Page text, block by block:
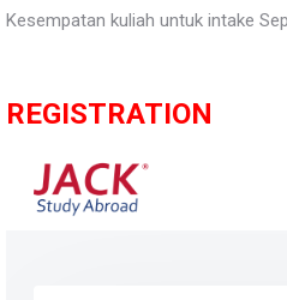
Kesempatan kuliah untuk intake
REGISTRATION